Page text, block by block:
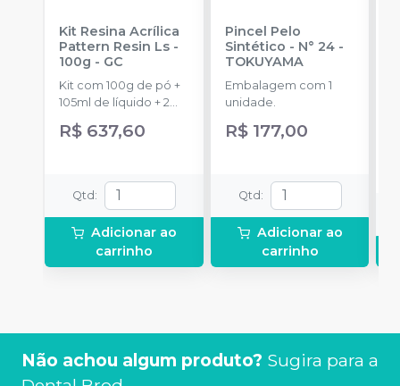
Kit Resina Acrílica
Pattern Resin Ls -
100g - GC
Kit com 100g de pó +
105ml de líquido + 2
pipeta.
R$ 637,60
Qtd :
Adicionar ao
carrinho
Pincel Pelo
Sintético - N° 24-
TOKUYAMA
Embalagem com 1
unidade.
R$ 177,00
Qtd :
Adicionar ao
carrinho
Não achou algum produto? Sugira para a